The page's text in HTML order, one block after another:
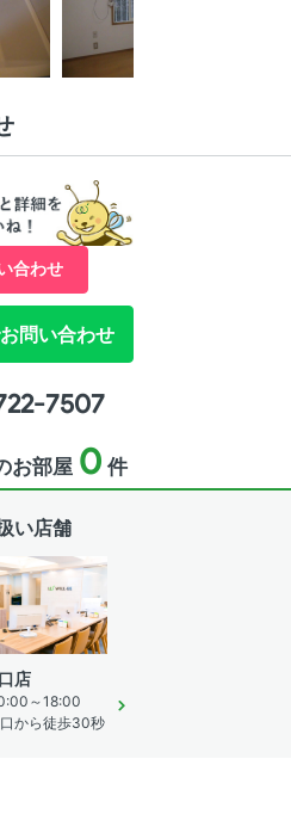
合わせ
問い合わせ
7507
お部屋 0 件
い店舗
店
～18:00
から徒歩30秒